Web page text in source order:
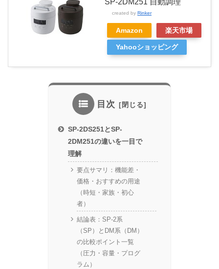
SP-2DM251 自動調理
created by Rinker
Amazon 楽天市場
Yahooショッピング
目次
SP-2DS251とSP-
2DM251の違いを一目で
理解
要点サマリ：機能差・
価格・おすすめの用途
（時短・家族・初心
者）
結論表：SP-2系
（SP）とDM系（DM）
の比較ポイント一覧
（圧力・容量・プログ
ラム）